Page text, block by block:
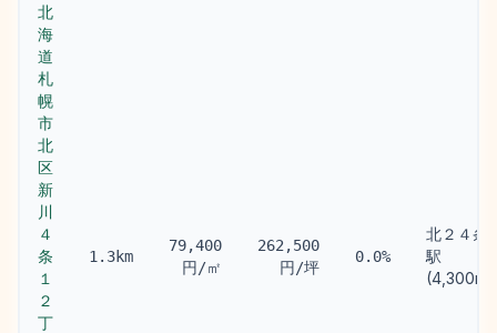
北
海
道
札
幌
市
北
区
新
川
４
条
１
２
丁
1.3km
79,400
円/㎡
262,500
円/坪
0.0%
北２４条
駅
(4,300m)